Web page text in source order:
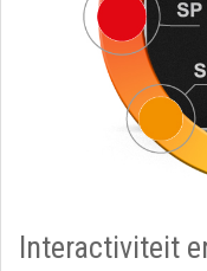
Interactiviteit